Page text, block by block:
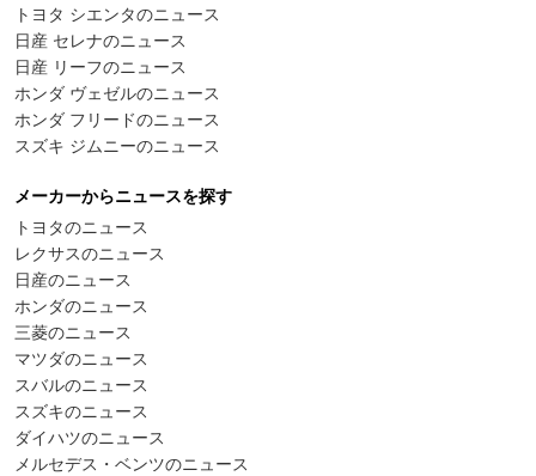
トヨタ シエンタのニュース
日産 セレナのニュース
日産 リーフのニュース
ホンダ ヴェゼルのニュース
ホンダ フリードのニュース
スズキ ジムニーのニュース
メーカーからニュースを探す
トヨタのニュース
レクサスのニュース
日産のニュース
ホンダのニュース
三菱のニュース
マツダのニュース
スバルのニュース
スズキのニュース
ダイハツのニュース
メルセデス・ベンツのニュース